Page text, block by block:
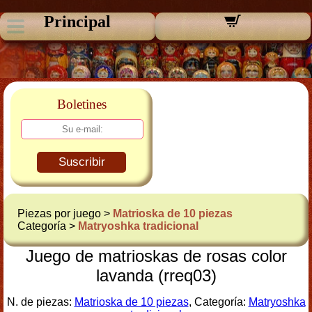
Principal
Boletines
Suscribir
Piezas por juego > Matrioska de 10 piezas
Categoría > Matryoshka tradicional
Juego de matrioskas de rosas color
lavanda (rreq03)
N. de piezas: Matrioska de 10 piezas, Categoría: Matryoshka